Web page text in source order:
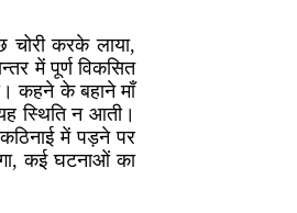
करके लाया,
में पूर्ण विकसित
कहने के बहाने माँ
स्थिति न आती।
में पड़ने पर
कई घटनाओं का